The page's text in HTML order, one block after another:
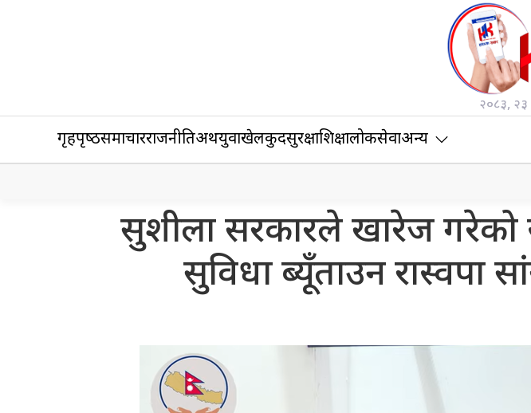
२०८३, २३
गृहपृष्‍ठसमाचारराजनीतिअर्थयुवाखेलकुदसुरक्षाशिक्षालोकसेवाअन्य
सुशीला सरकारले खारेज गरेको
सुविधा ब्यूँताउन रास्वपा